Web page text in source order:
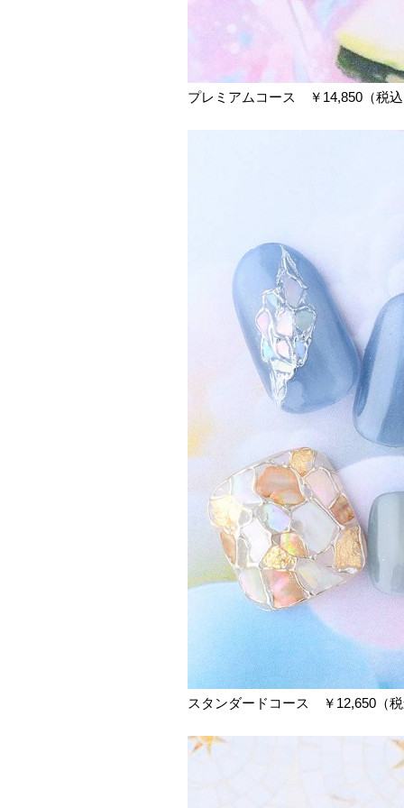
プレミアムコース ￥14,850（税
スタンダードコース ￥12,650（